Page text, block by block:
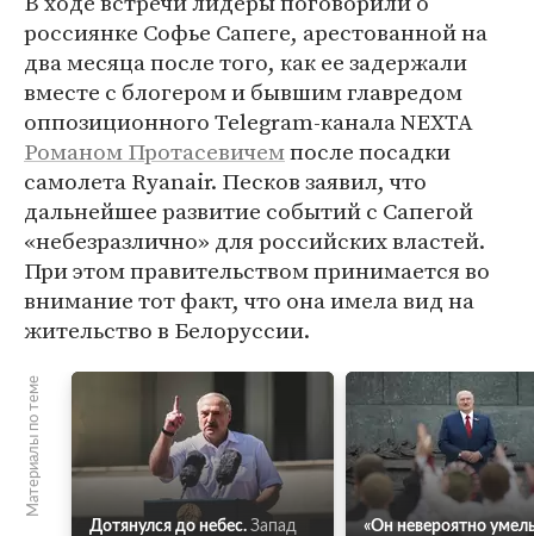
россиянке Софье Сапеге, арестованной на
два месяца после того, как ее задержали
вместе с блогером и бывшим главредом
оппозиционного Telegram-канала NEXTA
Романом Протасевичемпосле посадки
самолета Ryanair. Песков заявил, что
дальнейшее развитие событий с Сапегой
«небезразлично» для российских властей.
При этом правительством принимается во
внимание тот факт, что она имела вид на
жительство в Белоруссии.
Материалы по теме
Дотянулся до небес. Запад
«Он невероятно